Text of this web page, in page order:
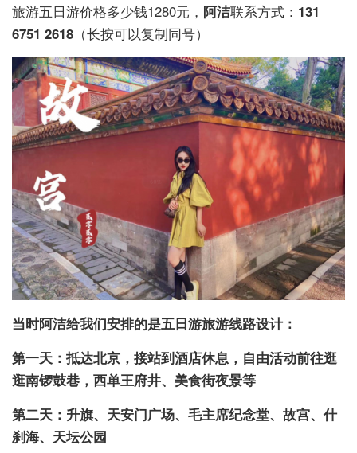
旅游五日游价格多少钱1280元， 阿洁联系方式： 131
6751 2618 （长按可以复制同号）
当时阿洁给我们安排的是五日游旅游线路设计：
第一天：抵达北京，接站到酒店休息，自由活动前往逛
逛南锣鼓巷，西单王府井、美食街夜景等
第二天：升旗、天安门广场、毛主席纪念堂、故宫、什
刹海、天坛公园